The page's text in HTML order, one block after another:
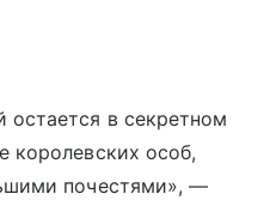
в секретном
королевских особ,
почестями», —